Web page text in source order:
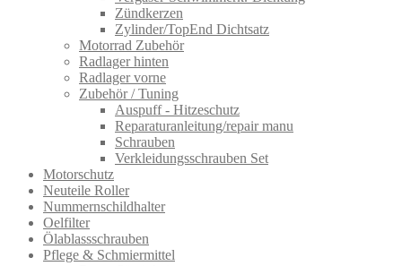
Zündkerzen
Zylinder/TopEnd Dichtsatz
Motorrad Zubehör
Radlager hinten
Radlager vorne
Zubehör / Tuning
Auspuff - Hitzeschutz
Reparaturanleitung/repair manu
Schrauben
Verkleidungsschrauben Set
Motorschutz
Neuteile Roller
Nummernschildhalter
Oelfilter
Ölablassschra​uben
Pflege & Schmiermittel